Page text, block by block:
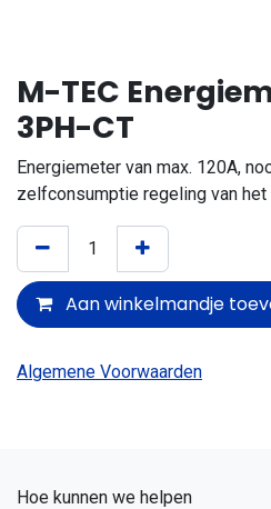
M-TEC
3PH-CT
Energiemeter van max. 120A,
zelfconsumptie regeling van
Aan winkelmandje
Algemene Voorwaarden
Hoe kunnen we helpen